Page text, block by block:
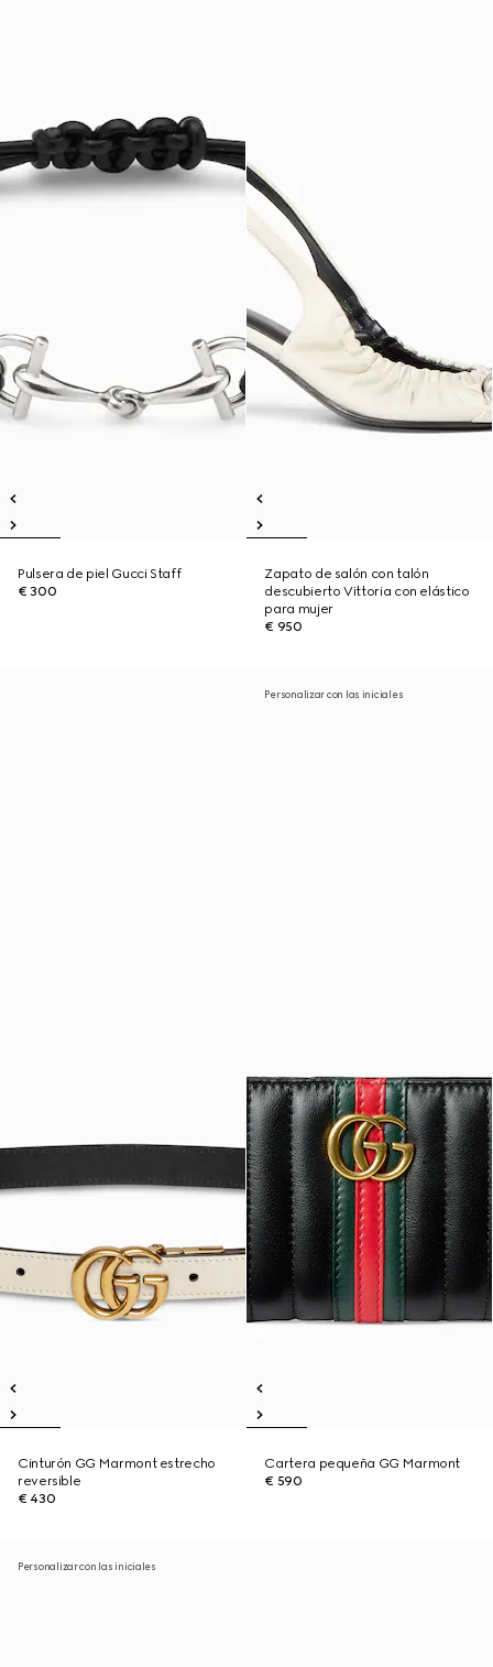
Pulsera de piel Gucci Staff
€ 300
Zapato de salón con talón
descubierto Vittoria con elástico
para mujer
€ 950
Cinturón GG Marmont estrecho
reversible
€ 430
Personalizar con las iniciales
Cartera pequeña GG Marmont
€ 590
Personalizar con las iniciales